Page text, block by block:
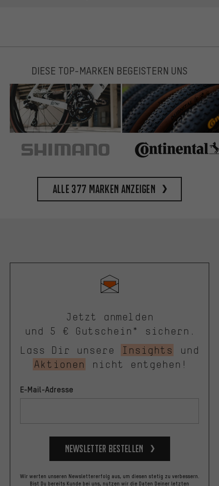
DIESE TOP-MARKEN BEGEISTERN UNS
Alle 377 Marken anzeigen
Jetzt anmelden
und 5 € Gutschein* sichern.
Lass Dir unsere
Insights
und
Aktionen
nicht entgehen!
E-Mail-Adresse
Newsletter bestellen
Wir werten unseren Newslettererfolg aus, um diesen stetig zu verbessern.
Bist Du bereits Kunde bei uns, nutzen wir die Daten Deiner letzten